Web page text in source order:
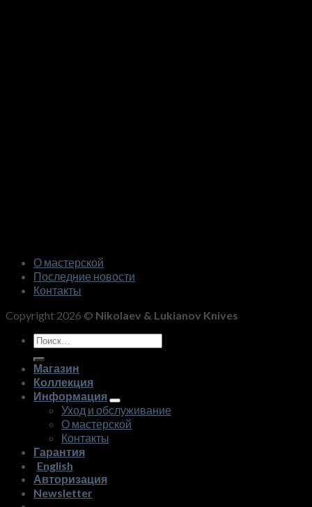
О мастерской
Последние новости
Контакты
Copyright 2026 © Nikolaev & Lukianov Knives
Искать:
Магазин
Коллекция
Информация
Уход и обслуживание
О мастерской
Контакты
Гарантия
English
Авторизация
Newsletter